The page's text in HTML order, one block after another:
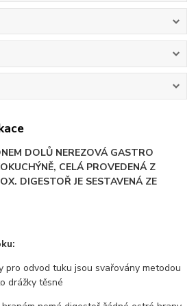
DOLŮ NEREZOVÁ GASTRO
CELÁ PROVEDENÁ Z
DIGESTOŘ JE SESTAVENÁ ZE
pro odvod tuku jsou svařovány metodou
drážky těsné